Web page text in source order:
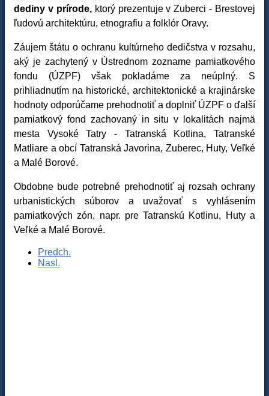
dediny v prírode,ktorý prezentuje v Zuberci - Brestovej
ľudovú architektúru, etnografiu a folklór Oravy.
Záujem štátu o ochranu kultúrneho dedičstva v rozsahu,
aký je zachytený v Ústrednom zozname pamiatkového
fondu (ÚZPF) však pokladáme za neúplný. S
prihliadnutím na historické, architektonické a krajinárske
hodnoty odporúčame prehodnotiť a doplniť ÚZPF o ďalší
pamiatkový fond zachovaný in situ v lokalitách najmä
mesta Vysoké Tatry - Tatranská Kotlina, Tatranské
Matliare a obcí Tatranská Javorina, Zuberec, Huty, Veľké
a Malé Borové.
Obdobne bude potrebné prehodnotiť aj rozsah ochrany
urbanistických súborov a uvažovať s vyhlásením
pamiatkových zón, napr. pre Tatranskú Kotlinu, Huty a
Veľké a Malé Borové.
Predch.
Nasl.